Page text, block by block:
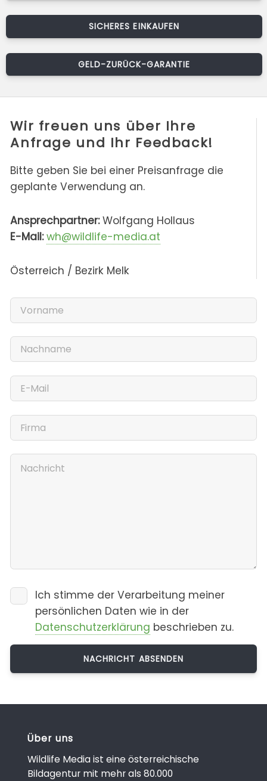
SICHERES EINKAUFEN
GELD-ZURÜCK-GARANTIE
Wir freuen uns über Ihre
Anfrage und Ihr Feedback!
Bitte geben Sie bei einer Preisanfrage die
geplante Verwendung an.
Ansprechpartner:Wolfgang Hollaus
E-Mail: wh@wildlife-media.at
Österreich / Bezirk Melk
Ich stimme der Verarbeitung meiner
persönlichen Daten wie in der
Datenschutzerklärung beschrieben zu.
Über uns
Wildlife Media ist eine österreichische
Bildagentur mit mehr als 80.000